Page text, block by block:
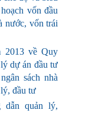
vốn đầu
nước, vốn trái
2013 về Quy
dự án đầu tư
sách nhà
đầu tư
dẫn quản lý,